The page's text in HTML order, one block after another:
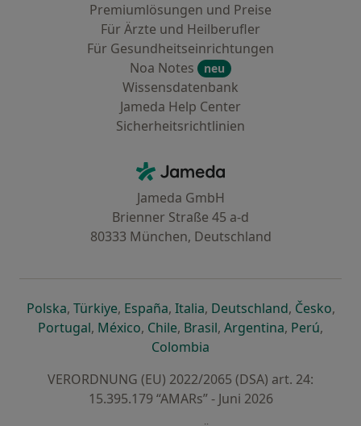
Premiumlösungen und Preise
Für Ärzte und Heilberufler
Für Gesundheitseinrichtungen
Noa Notes
neu
Wissensdatenbank
Jameda Help Center
Sicherheitsrichtlinien
Jameda - Startseite
Jameda GmbH
Brienner Straße 45 a-d
80333 München, Deutschland
Polskaöffnet in einer neuen Registerkarte
, Türkiyeöffnet in einer neuen Registerkarte
, Españaöffnet in einer neuen
, Italiaöffnet in einer neuen
, Deutschlandöffnet in
, Česko,
Portugalöffnet in einer neuen Registerkarte
, Méxicoöffnet in einer neuen Registerkarte
, Chileöffnet in einer neuen
, Brasilöffnet in einer neuen
, Argentinaöffnet in
, Perúöffnet
,
Colombia
VERORDNUNG (EU) 2022/2065 (DSA) art. 24:
15.395.179 “AMARs” - Juni 2026